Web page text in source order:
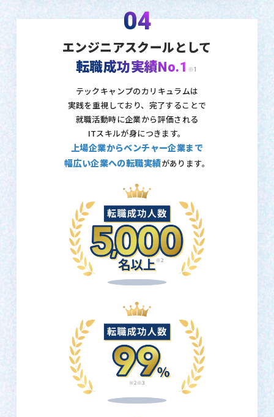
04
エンジニアスクールとして
転職成功実績No.1 ※1
テックキャンプのカリキュラムは
実践を重視しており、 完了することで
就職活動時に企業から評価される
ITスキルが身につきます。
上場企業からベンチャー企業まで
幅広い企業への転職実績があります。